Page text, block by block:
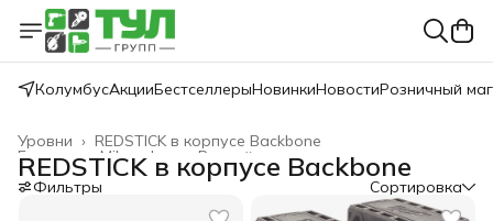
КолумбусАкцииБестселлерыНовинкиНовостиРозничный
REDSTICK в корпусе Backbone
Уровни ›
Ручной инструмент ›
Milwaukee
Главная ›
REDSTICK в корпусе Backbone
Фильтры Сортировка